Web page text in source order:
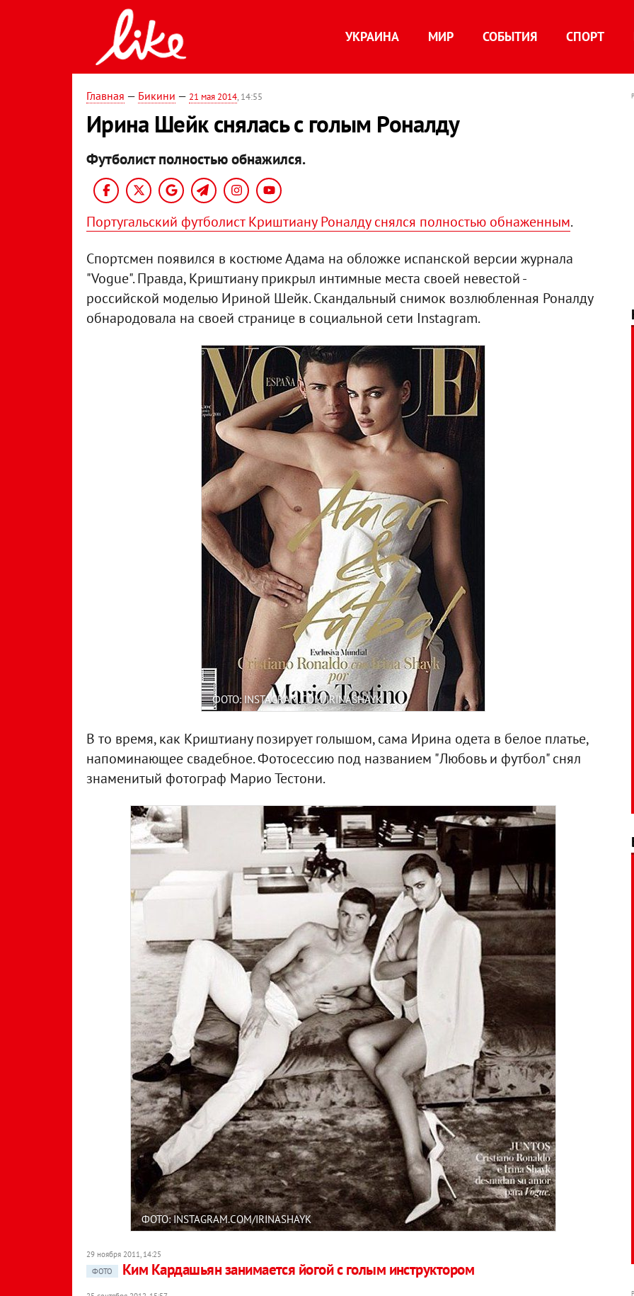
УКРАИНА МИР СОБЫТИЯ СПОРТ
Главная — Бикини — 21 мая 2014, 14:55
Ирина Шейк снялась с голым Роналду
Футболист полностью обнажился.
Португальский футболист Криштиану Роналду снялся полностью обнаженным.
Спортсмен появился в костюме Адама на обложке испанской версии журнала
"Vogue". Правда, Криштиану прикрыл интимные места своей невестой -
российской моделью Ириной Шейк. Скандальный снимок возлюбленная Роналду
обнародовала на своей странице в социальной сети Instagram.
ФОТО: INSTAGRAM.COM/IRINASHAYK
В то время, как Криштиану позирует голышом, сама Ирина одета в белое платье,
напоминающее свадебное. Фотосессию под названием "Любовь и футбол" снял
знаменитый фотограф Марио Тестони.
ФОТО: INSTAGRAM.COM/IRINASHAYK
29 ноября 2011, 14:25
ФОТО
Ким Кардашьян занимается йогой с голым инструктором